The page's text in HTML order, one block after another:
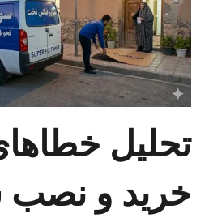
تحلیل
خرید و نصب